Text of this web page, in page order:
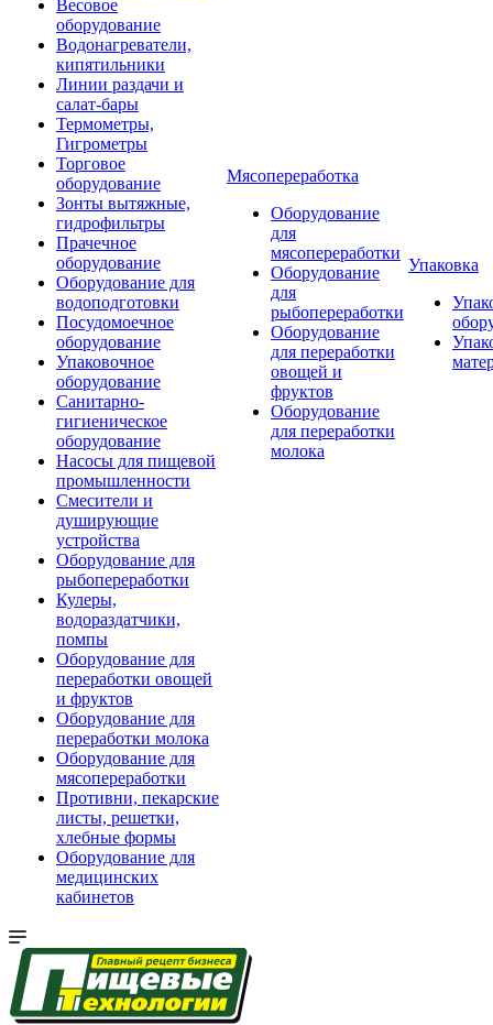
Весовое
оборудование
Водонагреватели,
кипятильники
Линии раздачи и
салат-бары
Термометры,
Гигрометры
Торговое
оборудование
Зонты вытяжные,
гидрофильтры
Прачечное
оборудование
Оборудование для
водоподготовки
Посудомоечное
оборудование
Упаковочное
оборудование
Санитарно-
гигиеническое
оборудование
Насосы для пищевой
промышленности
Смесители и
душирующие
устройства
Оборудование для
рыбопереработки
Кулеры,
водораздатчики,
помпы
Оборудование для
переработки овощей
и фруктов
Оборудование для
переработки молока
Оборудование для
мясопереработки
Противни, пекарские
листы, решетки,
хлебные формы
Оборудование для
медицинских
кабинетов
Мясопереработка
Оборудование
для
мясопереработки
Оборудование
для
рыбопереработки
Оборудование
для переработки
овощей и
фруктов
Оборудование
для переработки
молока
Упаковка